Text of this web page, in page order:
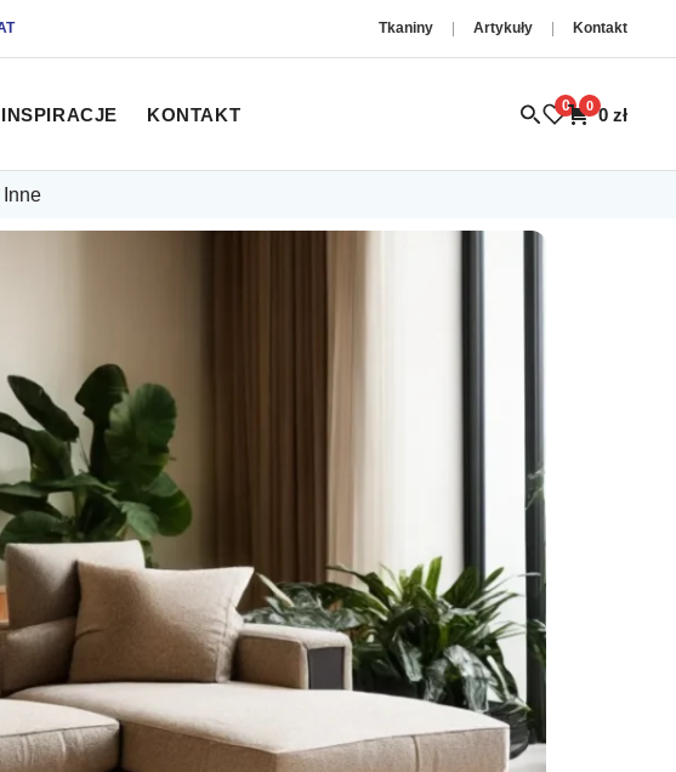
Tkaniny Artykuły Kontakt
INSPIRACJE KONTAKT 0 0 0 zł
Inne